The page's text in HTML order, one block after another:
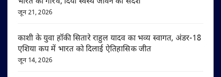
जून 21, 2026
काशी के युवा हॉकी सितारे राहुल यादव का भव्य स्वागत, अंडर-18
एशिया कप में भारत को दिलाई ऐतिहासिक जीत
जून 14, 2026